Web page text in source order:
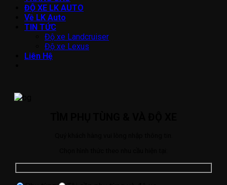
ĐỘ XE LK AUTO
Về LK Auto
TIN TỨC
Độ xe Landcruiser
Độ xe Lexus
Liên Hệ